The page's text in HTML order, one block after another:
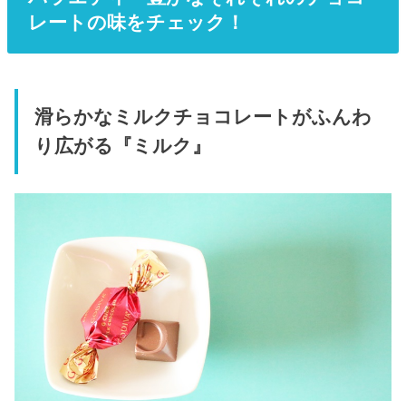
レートの味をチェック！
滑らかなミルクチョコレートがふんわ
り広がる『ミルク』